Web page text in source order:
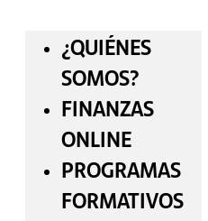
¿QUIÉNES
SOMOS?
FINANZAS
ONLINE
PROGRAMAS
FORMATIVOS